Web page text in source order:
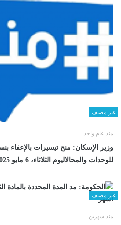
غير مصنف
منذ عام واحد
للوحدات والمحالاليوم الثلاثاء، 6 مايو 2025 05:10 مـ
غير مصنف
منذ شهرين